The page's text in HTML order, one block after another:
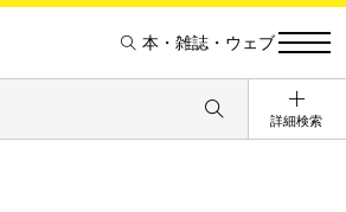
本・雑誌・ウェブ
詳細検索